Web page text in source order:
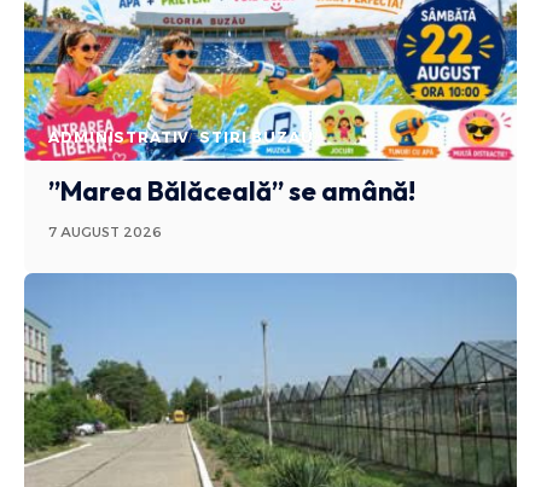
ADMINISTRATIV STIRI BUZAU
”Marea Bălăceală” se amână!
7 AUGUST 2026